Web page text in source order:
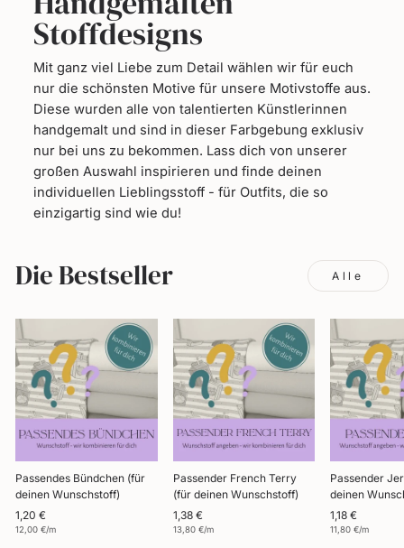
Stoffdesigns
Mit ganz viel Liebe zum Detail wählen wir für euch
nur die schönsten Motive für unsere Motivstoffe aus.
Diese wurden alle von talentierten Künstlerinnen
handgemalt und sind in dieser Farbgebung exklusiv
nur bei uns zu bekommen. Lass dich von unserer
großen Auswahl inspirieren und finde deinen
individuellen Lieblingsstoff - für Outfits, die so
einzigartig sind wie du!
Die Bestseller Alle
Passendes Bündchen (für
deinen Wunschstoff)
1,20 €
12,00 €/m
Passender French Terry
(für deinen Wunschstoff)
1,38 €
13,80 €/m
Passender
deinen
1,18 €
11,80 €/m